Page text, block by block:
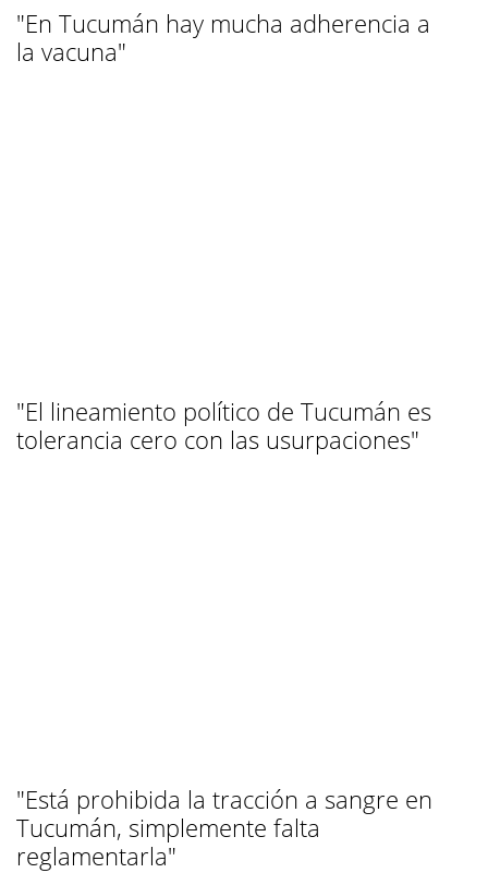
"En Tucumán hay mucha adherencia a
la vacuna"
"El lineamiento político de Tucumán es
tolerancia cero con las usurpaciones"
"Está prohibida la tracción a sangre en
Tucumán, simplemente falta
reglamentarla"